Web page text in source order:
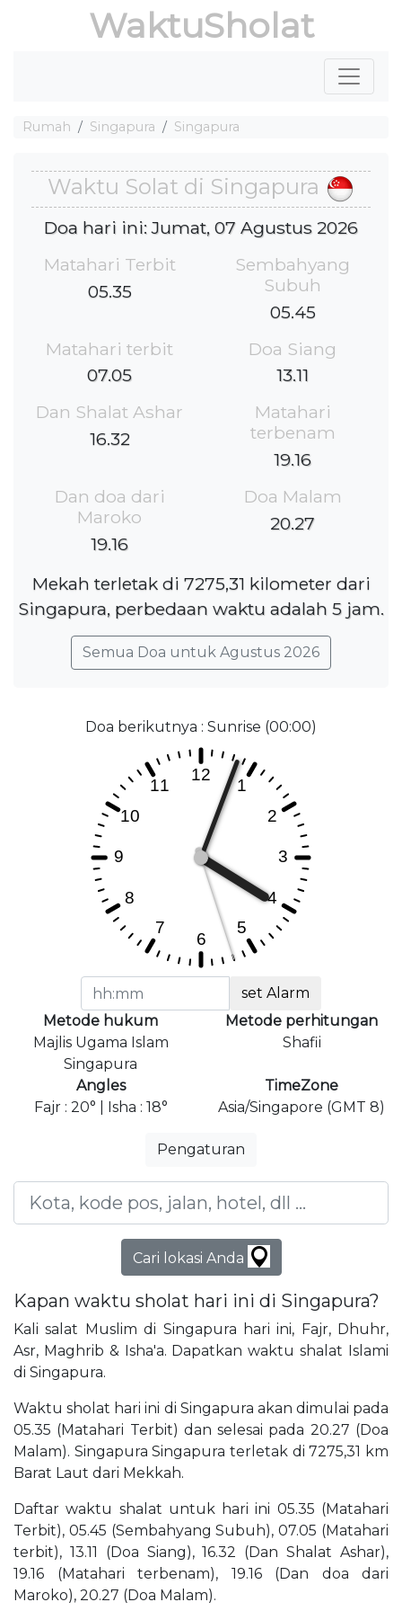
WaktuSholat
Rumah Singapura Singapura
Waktu Solat di Singapura
Doa hari ini: Jumat, 07 Agustus 2026
Matahari Terbit
05.35
Sembahyang
Subuh
05.45
Matahari terbit
07.05
Doa Siang
13.11
Dan Shalat Ashar
16.32
Matahari
terbenam
19.16
Dan doa dari
Maroko
19.16
Doa Malam
20.27
Mekah terletak di 7275,31 kilometer dari
Singapura, perbedaan waktu adalah 5 jam.
Semua Doa untuk Agustus 2026
Doa berikutnya : Sunrise (00:00)
set Alarm
Metode hukum
Majlis Ugama Islam
Singapura
Metode perhitungan
Shafii
Angles
Fajr : 20° | Isha : 18°
TimeZone
Asia/Singapore (GMT 8)
Pengaturan
Cari lokasi Anda
Kapan waktu sholat hari ini di Singapura?
Kali salat Muslim di Singapura hari ini, Fajr, Dhuhr,
Asr, Maghrib & Isha'a. Dapatkan waktu shalat Islami
di Singapura.
Waktu sholat hari ini di Singapura akan dimulai pada
05.35 (Matahari Terbit) dan selesai pada 20.27 (Doa
Malam). Singapura Singapura terletak di 7275,31 km
Barat Laut dari Mekkah.
Daftar waktu shalat untuk hari ini 05.35 (Matahari
Terbit), 05.45 (Sembahyang Subuh), 07.05 (Matahari
terbit), 13.11 (Doa Siang), 16.32 (Dan Shalat Ashar),
19.16 (Matahari terbenam), 19.16 (Dan doa dari
Maroko), 20.27 (Doa Malam).